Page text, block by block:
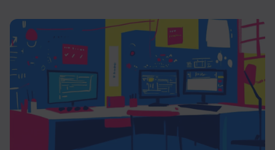
ДПО
Детям
Акции и промокоды
Рейтинг онлайн-школ